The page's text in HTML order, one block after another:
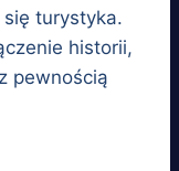
turystyka.
historii,
pewnością